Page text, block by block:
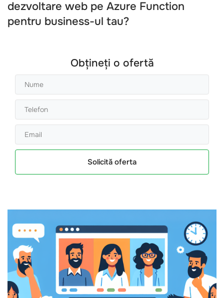
dezvoltare web pe Azure Function
pentru business-ul tau?
Obțineți o ofertă
Solicită oferta